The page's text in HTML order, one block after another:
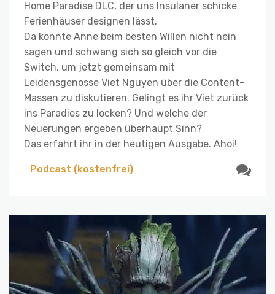
Home Paradise DLC, der uns Insulaner schicke
Ferienhäuser designen lässt.
Da konnte Anne beim besten Willen nicht nein
sagen und schwang sich so gleich vor die
Switch, um jetzt gemeinsam mit
Leidensgenosse Viet Nguyen über die Content-
Massen zu diskutieren. Gelingt es ihr Viet zurück
ins Paradies zu locken? Und welche der
Neuerungen ergeben überhaupt Sinn?
Das erfahrt ihr in der heutigen Ausgabe. Ahoi!
Podcast (kostenfrei)